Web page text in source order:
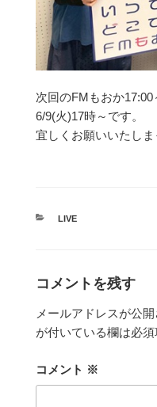
次回のFMもおか
6/9(火)17時～です。
宜しくお願いいたしま
カ
LIVE
コメントを残す
メールアドレスが公
が付いている欄は必
コメント ※